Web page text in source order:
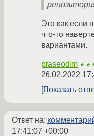
Это как если
что-то
вариантами.
praseodim
26.02.2022
Показать
Ответ на:
17:41:07 +00:00